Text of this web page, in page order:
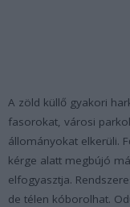
A zöld küllő gyakori
fasorokat, városi
állományokat elkerüli.
kérge alatt megbújó
elfogyasztja.
de télen kóborolhat.